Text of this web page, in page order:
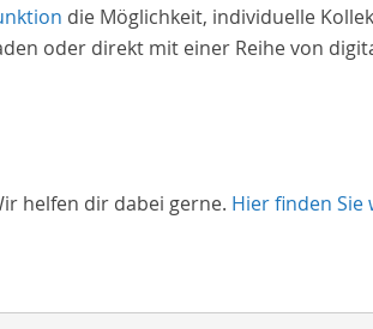
die Möglichkeit, individuelle
oder direkt mit einer Reihe von
helfen dir dabei gerne. Hier finden Sie